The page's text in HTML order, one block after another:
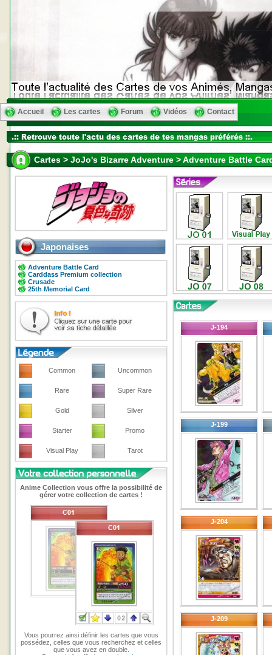
Accueil Les cartes Forum Vidéos Contact
Cartes > JoJo's Bizarre Adventure > Adventure Battle
Japonaises
Adventure Battle Card
Carddass Premium collection
Crusade
25th Memorial Card
Common Uncommon
Rare Super Rare
Gold Silver
Starter Promo
Visual Play Tarot
Anime Collection vous offre la possibilité de
gérer votre collection de cartes !
Vous pourrez ainsi définir les cartes que vous
possédez, celles que vous recherchez et celles
que vous avez en double.
J-194
J-199
J-204
J-209